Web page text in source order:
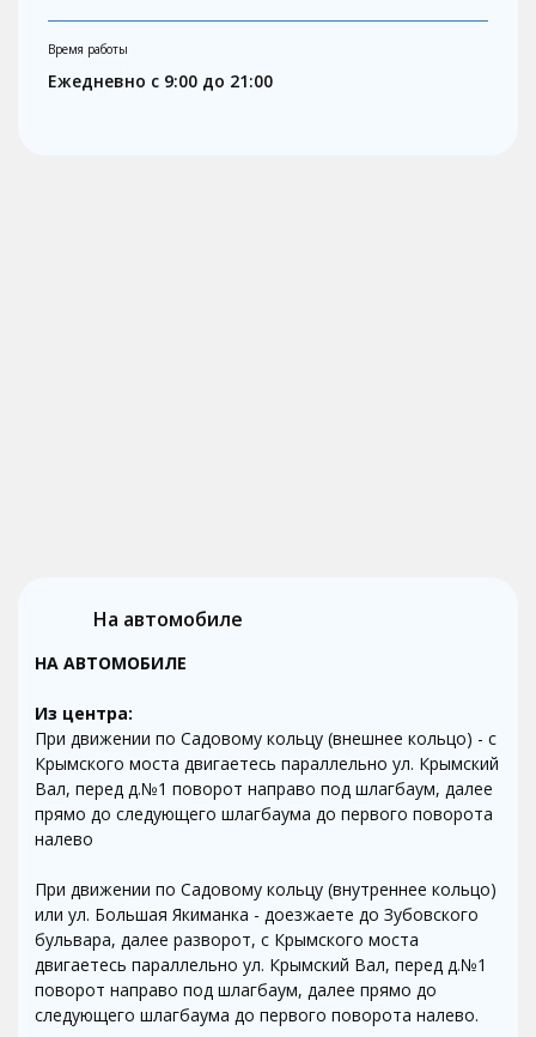
Время работы
Ежедневно с 9:00 до 21:00
На автомобиле
НА АВТОМОБИЛЕ
Из центра:
При движении по Садовому кольцу (внешнее кольцо) - с
Крымского моста двигаетесь параллельно ул. Крымский
Вал, перед д.№1 поворот направо под шлагбаум, далее
прямо до следующего шлагбаума до первого поворота
налево
При движении по Садовому кольцу (внутреннее кольцо)
или ул. Большая Якиманка - доезжаете до Зубовского
бульвара, далее разворот, с Крымского моста
двигаетесь параллельно ул. Крымский Вал, перед д.№1
поворот направо под шлагбаум, далее прямо до
следующего шлагбаума до первого поворота налево.